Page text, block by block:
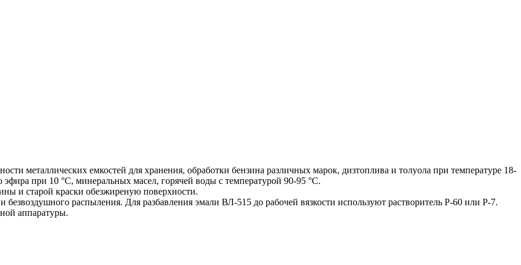
металлических емкостей для хранения, обработки бензина различных марок, дизтоплива и толуола при температуре 18-
при 10 °С, минеральных масел, горячей воды с температурой 90-95 °С.
и старой краски обезжиреную поверхности.
распыления. Для разбавления эмали ВЛ-515 до рабочей вязкости используют растворитель Р-60 или Р-7.
аппаратуры.